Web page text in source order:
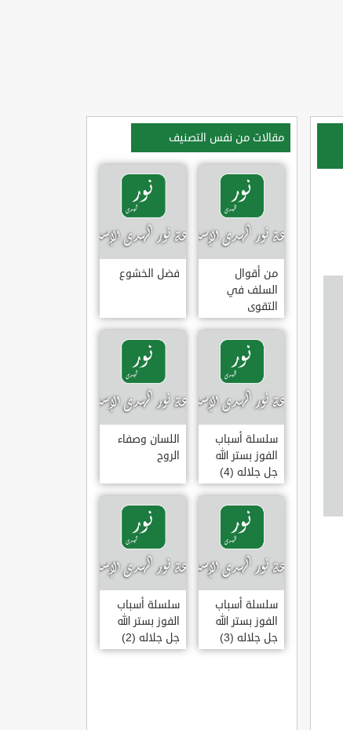
مقالات من نفس التصنيف
من أقوال
السلف في
التقوى
فضل الخشوع
سلسلة أسباب
الفوز بستر الله
جل جلاله (4)
اللسان وصفاء
الروح
سلسلة أسباب
الفوز بستر الله
جل جلاله (3)
سلسلة أسباب
الفوز بستر الله
جل جلاله (2)